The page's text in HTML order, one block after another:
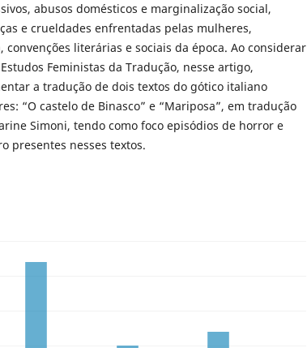
abusos domésticos e marginalização social,
e crueldades enfrentadas pelas mulheres,
convenções literárias e sociais da época. Ao considerar
Feministas da Tradução, nesse artigo,
a tradução de dois textos do gótico italiano
“O castelo de Binasco” e “Mariposa”, em tradução
Simoni, tendo como foco episódios de horror e
presentes nesses textos.